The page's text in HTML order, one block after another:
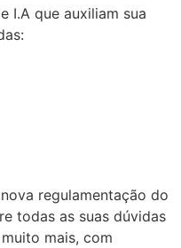
I.A que auxiliam sua
regulamentação do
todas as suas dúvidas
mais, com